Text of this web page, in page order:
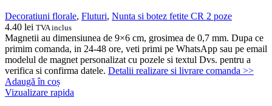
Decoratiuni florale, Fluturi, Nunta si botez fetite CR 2 poze
4.40 lei TVA inclus
Magnetii au dimensiunea de 9×6 cm, grosimea de 0,7 mm. Dupa ce
primim comanda, in 24-48 ore, veti primi pe WhatsApp sau pe email
modelul de magnet personalizat cu pozele si textul Dvs. pentru a
verifica si confirma datele. Detalii realizare si livrare comanda >>
Adaugă în coș
Vizualizare rapida